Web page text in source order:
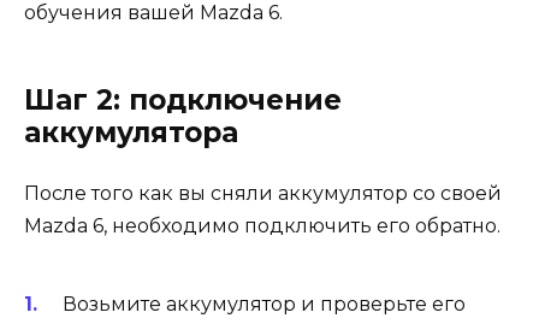
обучения вашей Mazda 6.
Шаг 2: подключение
аккумулятора
После того как вы сняли аккумулятор со своей
Mazda 6, необходимо подключить его обратно.
Возьмите аккумулятор и проверьте его